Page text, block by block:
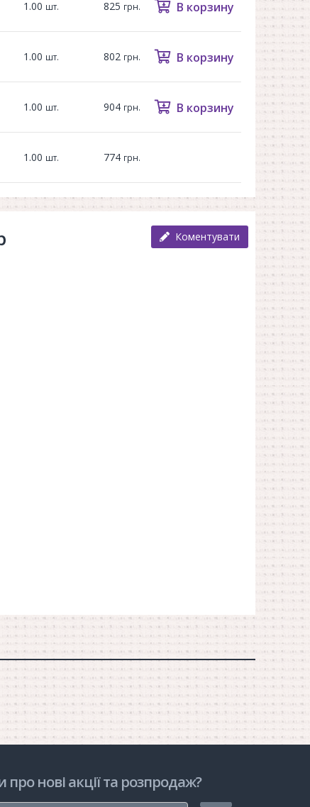
1.00 шт. 825 грн. В корзину
1.00 шт. 802 грн. В корзину
1.00 шт. 904 грн. В корзину
1.00 шт. 774 грн.
Коментувати
про нові акції та розпродаж?